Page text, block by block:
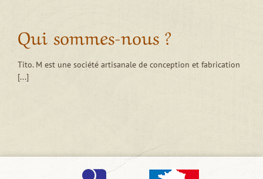
Qui sommes-nous ?
Tito. M est une société artisanale de conception et fabrication
[...]